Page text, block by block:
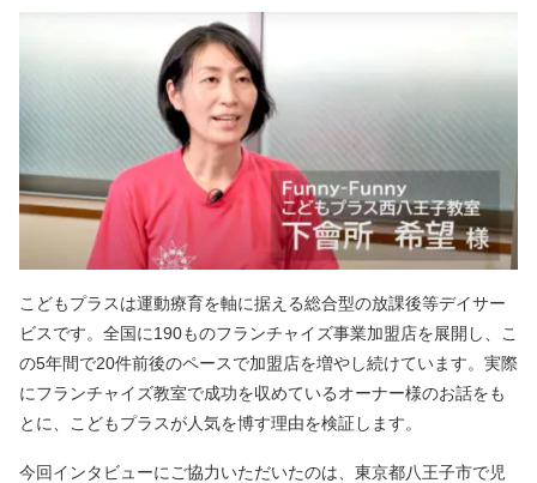
こどもプラスは運動療育を軸に据える総合型の放課後等デイサー
ビスです。全国に190ものフランチャイズ事業加盟店を展開し、こ
の5年間で20件前後のペースで加盟店を増やし続けています。実際
にフランチャイズ教室で成功を収めているオーナー様のお話をも
とに、こどもプラスが人気を博す理由を検証します。
今回インタビューにご協力いただいたのは、東京都八王子市で児